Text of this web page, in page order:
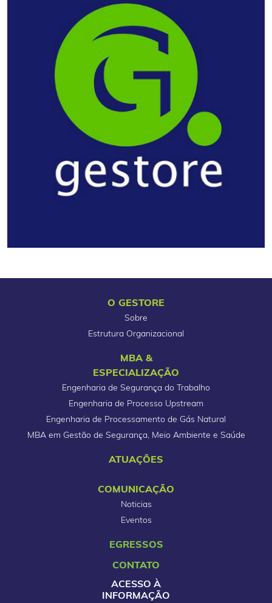
O GESTORE
Sobre
Estrutura Organizacional
MBA &
ESPECIALIZAÇÃO
Engenharia de Segurança do Trabalho
Engenharia de Processo Upstream
Engenharia de Processamento de Gás Natural
MBA em Gestão de Segurança, Meio Ambiente e Saúde
ATUAÇÕES
COMUNICAÇÃO
Noticias
Eventos
EGRESSOS
CONTATO
ACESSO À
INFORMAÇÃO